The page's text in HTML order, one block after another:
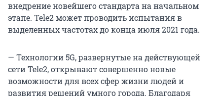
внедрение новейшего стандарта на начальном
этапе. Tele2 может проводить испытания в
выделенных частотах до конца июля 2021 года.
— Технологии 5G, развернутые на действующей
сети Tele2, открывают совершенно новые
возможности для всех сфер жизни людей и
развития решений умного города. Благодаря